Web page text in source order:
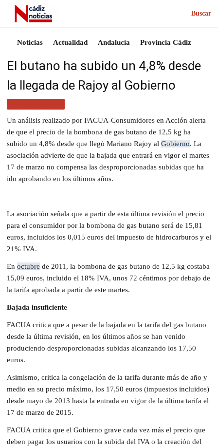
Buscar
Noticias Actualidad Andalucía Provincia Cádiz
El butano ha subido un 4,8% desde
la llegada de Rajoy al Gobierno
Un análisis realizado por FACUA-Consumidores en Acción alerta
de que el precio de la bombona de gas butano de 12,5 kg ha
subido un 4,8% desde que llegó Mariano Rajoy al Gobierno. La
asociación advierte de que la bajada que entrará en vigor el martes
17 de marzo no compensa las desproporcionadas subidas que ha
ido aprobando en los últimos años.
La asociación señala que a partir de esta última revisión el precio
para el consumidor por la bombona de gas butano será de 15,81
euros, incluidos los 0,015 euros del impuesto de hidrocarburos y el
21% IVA.
En octubre de 2011, la bombona de gas butano de 12,5 kg costaba
15,09 euros, incluido el 18% IVA, unos 72 céntimos por debajo de
la tarifa aprobada a partir de este martes.
Bajada insuficiente
FACUA critica que a pesar de la bajada en la tarifa del gas butano
desde la última revisión, en los últimos años se han venido
produciendo desproporcionadas subidas alcanzando los 17,50
euros.
Asimismo, critica la congelación de la tarifa durante más de año y
medio en su precio máximo, los 17,50 euros (impuestos incluidos)
desde mayo de 2013 hasta la entrada en vigor de la última tarifa el
17 de marzo de 2015.
FACUA critica que el Gobierno grave cada vez más el precio que
deben pagar los usuarios con la subida del IVA o la creación del